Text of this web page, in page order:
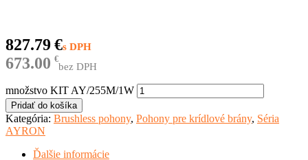
€
827.79
€
673.00 bez DPH
množstvo KIT AY/255M/1W
Pridať do košíka
Kategória: Brushless pohony, Pohony pre krídlové brány, Séria
AYRON
Ďalšie informácie